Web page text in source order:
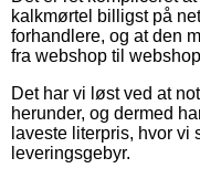
kalkmørtel billigst på
forhandlere, og at den
fra webshop til
Det har vi løst ved at
herunder, og dermed
laveste literpris, hvor vi
leveringsgebyr.